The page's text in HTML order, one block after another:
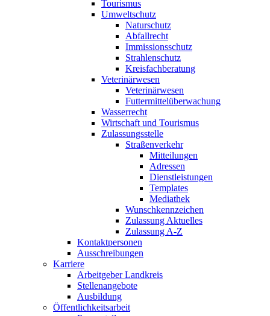
Tourismus
Umweltschutz
Naturschutz
Abfallrecht
Immissionsschutz
Strahlenschutz
Kreisfachberatung
Veterinärwesen
Veterinärwesen
Futtermittelüberwachung
Wasserrecht
Wirtschaft und Tourismus
Zulassungsstelle
Straßenverkehr
Mitteilungen
Adressen
Dienstleistungen
Templates
Mediathek
Wunschkennzeichen
Zulassung Aktuelles
Zulassung A-Z
Kontaktpersonen
Ausschreibungen
Karriere
Arbeitgeber Landkreis
Stellenangebote
Ausbildung
Öffentlichkeitsarbeit